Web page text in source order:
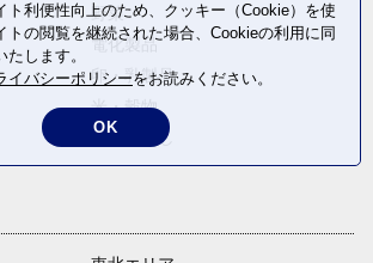
野菜
電化製品
卵・乳製品
米・穀物
返礼品なし
ト利便性向上のため、クッキー（Cookie）を使
トの閲覧を継続された場合、Cookieの利用に同
します。
イバシーポリシーをお読みください。
OK